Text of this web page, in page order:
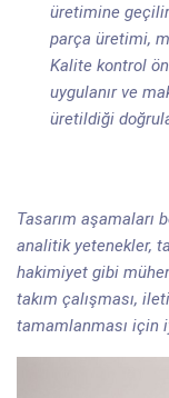
üretimine
parça üretimi,
Kalite kontrol
uygulanır ve
üretildiği
Tasarım aşamaları
analitik yetenekler,
hakimiyet gibi
takım çalışması,
tamamlanması için